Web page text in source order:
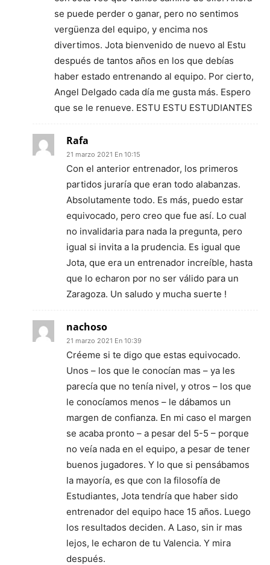
se puede perder o ganar, pero no sentimos
vergüenza del equipo, y encima nos
divertimos. Jota bienvenido de nuevo al Estu
después de tantos años en los que debías
haber estado entrenando al equipo. Por cierto,
Angel Delgado cada día me gusta más. Espero
que se le renueve. ESTU ESTU ESTUDIANTES
Rafa
21 marzo 2021 En 10:15
Con el anterior entrenador, los primeros
partidos juraría que eran todo alabanzas.
Absolutamente todo. Es más, puedo estar
equivocado, pero creo que fue así. Lo cual
no invalidaria para nada la pregunta, pero
igual si invita a la prudencia. Es igual que
Jota, que era un entrenador increíble, hasta
que lo echaron por no ser válido para un
Zaragoza. Un saludo y mucha suerte !
nachoso
21 marzo 2021 En 10:39
Créeme si te digo que estas equivocado.
Unos – los que le conocían mas – ya les
parecía que no tenía nivel, y otros – los que
le conocíamos menos – le dábamos un
margen de confianza. En mi caso el margen
se acaba pronto – a pesar del 5-5 – porque
no veía nada en el equipo, a pesar de tener
buenos jugadores. Y lo que si pensábamos
la mayoría, es que con la filosofía de
Estudiantes, Jota tendría que haber sido
entrenador del equipo hace 15 años. Luego
los resultados deciden. A Laso, sin ir mas
lejos, le echaron de tu Valencia. Y mira
después.